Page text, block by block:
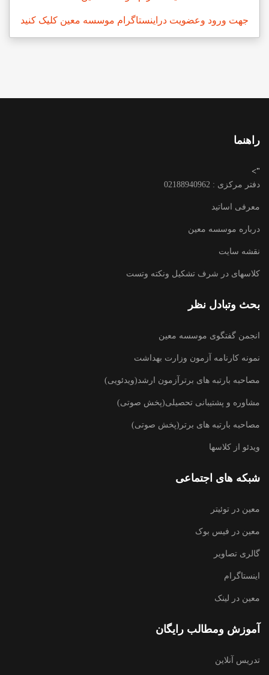
جهت ورود وعضویت دراینستاگرام موسسه معین کلیک کنید
راهنما
">
دفتر مرکزی : 02188940962
معرفی اساتید
درباره موسسه معین
نقشه سایت
کلاسهای در شرف تشکیل ونکته وتست
بحث وتبادل نظر
انجمن گفتگوی موسسه معین
نمونه کارنامه آزمون وزارت بهداشت
مصاحبه بارتبه های برترآزمون ارشد(ویدئویی)
مشاوره و پشتیبانی تحصیلی(پخش صوتی)
مصاحبه بارتبه های برتر(پخش صوتی)
ویدئو از کلاسها
شبکه های اجتماعی
معین در توئیتر
معین در فیس بوک
گالری تصاویر
اینستاگرام
معین در لینک
آموزش ومطالب رایگان
تدریس آنلاین